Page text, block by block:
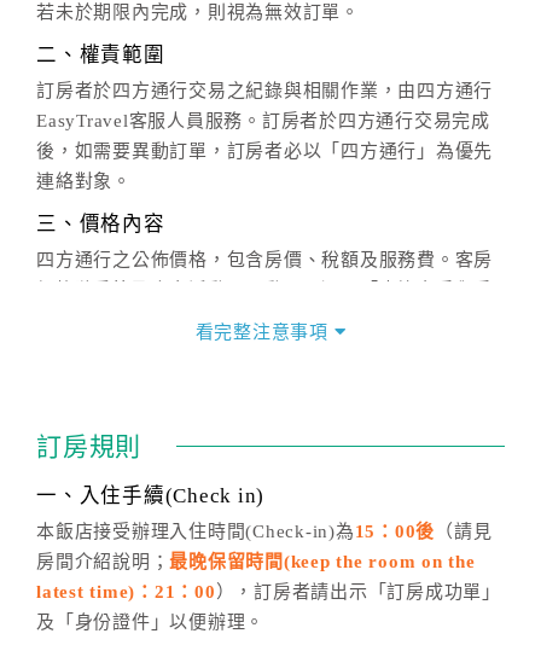
若未於期限內完成，則視為無效訂單。
二、權責範圍
訂房者於四方通行交易之紀錄與相關作業，由四方通行
EasyTravel客服人員服務。訂房者於四方通行交易完成
後，如需要異動訂單，訂房者必以「四方通行」為優先
連絡對象。
三、價格內容
四方通行之公佈價格，包含房價、稅額及服務費。客房
價」之當日價格為標準。
話方式異動訂單。
※非客服時間之申辦異動，皆為次日計算及辦理。
五、客服時間
週一至週日，上午9:00～晚上6:00
六、聯絡方式
看完整注意事項
訂房規則
一、入住手續(Check in)
本飯店接受辦理入住時間(Check-in)為15：00後 （請見
房間介紹說明；最晚保留時間(keep the room on the
latest time)：21：00 ），訂房者請出示「訂房成功單」
及「身份證件」以便辦理。